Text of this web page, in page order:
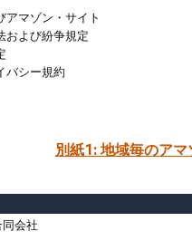
アマゾン・サイト
および紛争規定
バシー規約
別紙1: 地域毎のア
会社